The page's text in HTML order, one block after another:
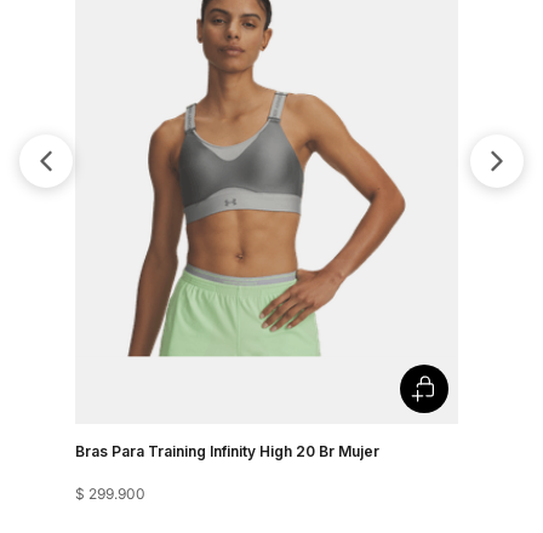
Bras Para Training Infinity High 20 Br Mujer
$ 299.900